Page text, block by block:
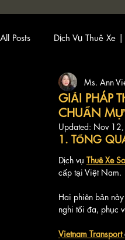
All Posts Dịch Vụ Thuê Xe
GIẢI PHÁP
CHUẨN
Ms. Ann
Updated: Nov
1. TỔNG
Dịch vụ Thuê Xe
cấp tại Việt Nam.
Hai phiên bản
nghi tối đa, phục
Vietnam Transport